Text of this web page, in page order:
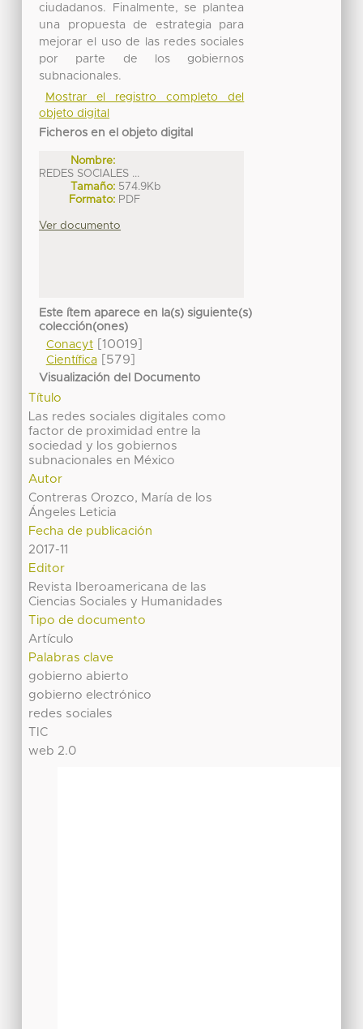
ciudadanos. Finalmente, se plantea
una propuesta de estrategia para
mejorar el uso de las redes sociales
por parte de los gobiernos
subnacionales.
Mostrar el registro completo del
objeto digital
Ficheros en el objeto digital
Nombre:
REDES SOCIALES ...
Tamaño: 574.9Kb
Formato: PDF
Ver documento
Este ítem aparece en la(s) siguiente(s)
colección(ones)
Conacyt[10019]
Científica[579]
Visualización del Documento
Título
Las redes sociales digitales como
factor de proximidad entre la
sociedad y los gobiernos
subnacionales en México
Autor
Contreras Orozco, María de los
Ángeles Leticia
Fecha de publicación
2017-11
Editor
Revista Iberoamericana de las
Ciencias Sociales y Humanidades
Tipo de documento
Artículo
Palabras clave
gobierno abierto
gobierno electrónico
redes sociales
TIC
web 2.0